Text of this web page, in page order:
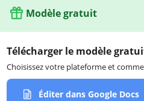
Modèle gratuit
Télécharger le modèle
Choisissez votre plateforme et
Éditer dans Google Docs